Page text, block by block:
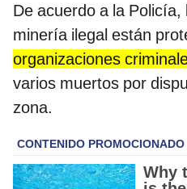
De acuerdo a la Policía,
minería ilegal están
organizaciones
varios muertos por
zona.